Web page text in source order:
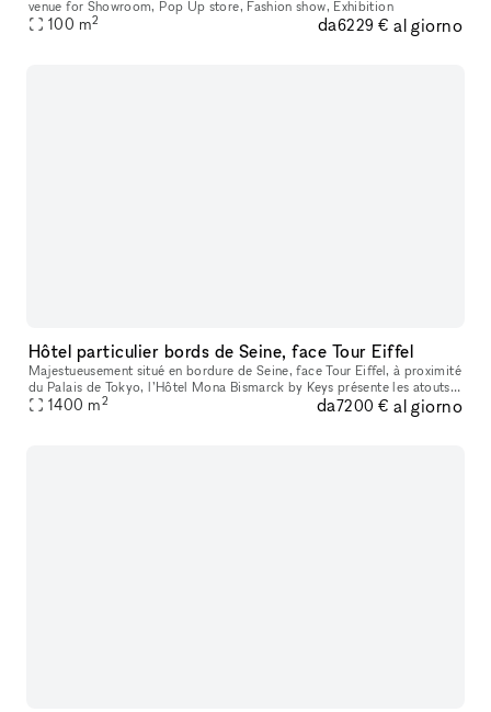
venue for Showroom, Pop Up store, Fashion show, Exhibition
100 m2 da6229 € al giorno
Hôtel particulier bords de Seine, face Tour Eiffel
Majestueusement situé en bordure de Seine, face Tour Eiffel, à proximité
du Palais de Tokyo, l’Hôtel Mona Bismarck by Keys présente les atouts
d’une adresse d’exception. Cette sublime demeure néo-cla
1400 m2 da7200 € al giorno